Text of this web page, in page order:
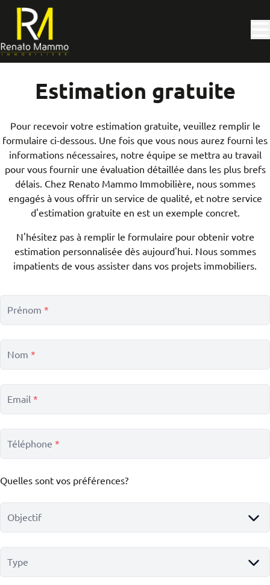
Aller au contenu principal
Estimation gratuite
Pour recevoir votre estimation gratuite, veuillez remplir le
formulaire ci-dessous. Une fois que vous nous aurez fourni les
informations nécessaires, notre équipe se mettra au travail
pour vous fournir une évaluation détaillée dans les plus brefs
délais. Chez Renato Mammo Immobilière, nous sommes
engagés à vous offrir un service de qualité, et notre service
d'estimation gratuite en est un exemple concret.
N'hésitez pas à remplir le formulaire pour obtenir votre
estimation personnalisée dès aujourd'hui. Nous sommes
impatients de vous assister dans vos projets immobiliers.
Prénom *
Nom *
Email *
Téléphone *
Quelles sont vos préférences?
Objectif
Type